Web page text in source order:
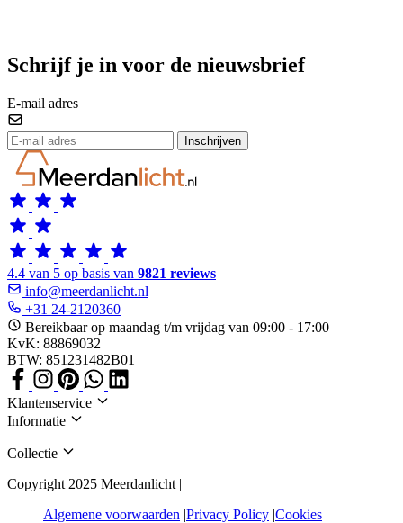
Schrijf je in voor de nieuwsbrief
E-mail adres
Inschrijven
4.4 van 5 op basis van 9821 reviews
info@meerdanlicht.nl
+31 24-2120360
Bereikbaar op maandag t/m vrijdag van 09:00 - 17:00
KvK: 88869032
BTW: 851231482B01
Klantenservice
Informatie
Collectie
Copyright 2025 Meerdanlicht |
Algemene voorwaarden Privacy Policy Cookies